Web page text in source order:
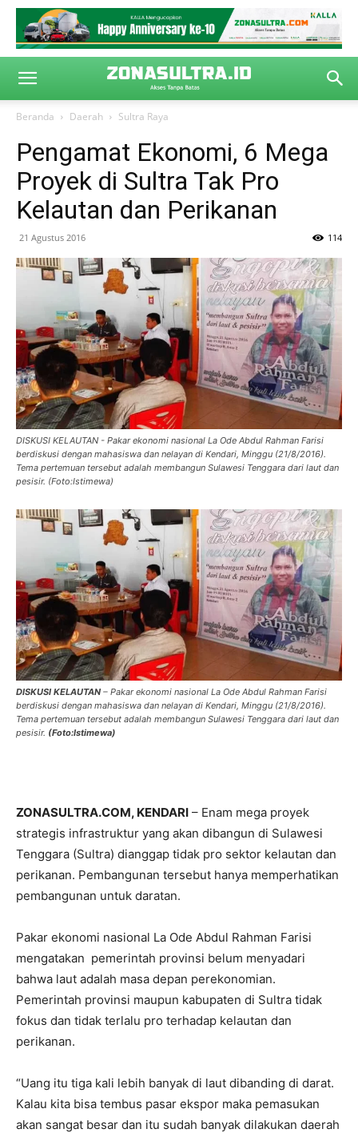
Beranda Daerah Sultra Raya
Pengamat Ekonomi, 6 Mega
Proyek di Sultra Tak Pro
Kelautan dan Perikanan
21 Agustus 2016 114
DISKUSI KELAUTAN - Pakar ekonomi nasional La Ode Abdul Rahman Farisi
berdiskusi dengan mahasiswa dan nelayan di Kendari, Minggu (21/8/2016).
Tema pertemuan tersebut adalah membangun Sulawesi Tenggara dari laut dan
pesisir. (Foto:Istimewa)
DISKUSI KELAUTAN – Pakar ekonomi nasional La Ode Abdul Rahman Farisi
berdiskusi dengan mahasiswa dan nelayan di Kendari, Minggu (21/8/2016).
Tema pertemuan tersebut adalah membangun Sulawesi Tenggara dari laut dan
pesisir. (Foto:Istimewa)
ZONASULTRA.COM, KENDARI – Enam mega proyek
strategis infrastruktur yang akan dibangun di Sulawesi
Tenggara (Sultra) dianggap tidak pro sektor kelautan dan
perikanan. Pembangunan tersebut hanya memperhatikan
pembangunan untuk daratan.
Pakar ekonomi nasional La Ode Abdul Rahman Farisi
mengatakan pemerintah provinsi belum menyadari
bahwa laut adalah masa depan perekonomian.
Pemerintah provinsi maupun kabupaten di Sultra tidak
fokus dan tidak terlalu pro terhadap kelautan dan
perikanan.
“Uang itu tiga kali lebih banyak di laut dibanding di darat.
Kalau kita bisa tembus pasar ekspor maka pemasukan
akan sangat besar dan itu sudah banyak dilakukan daerah